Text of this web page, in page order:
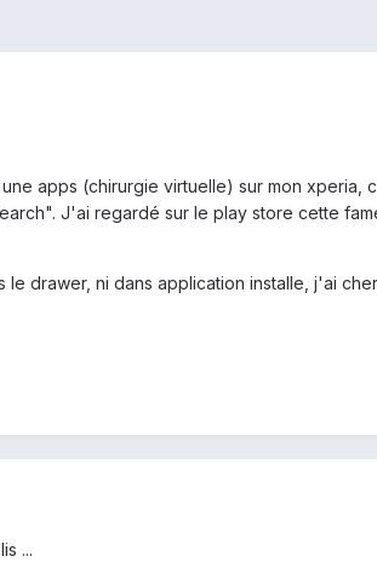
apps (chirurgie virtuelle) sur mon
J'ai regardé sur le play store cette
drawer, ni dans application installe, j'ai
...